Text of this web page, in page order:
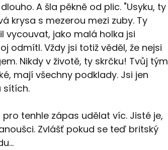
A šla pěkně od plic. "Usyku, ty
krysa s mezerou mezi zuby. Ty
vycouvat, jako malá holka jsi
odmítl. Vždy jsi totiž věděl, že nejsi
Nikdy v životě, ty skrčku! Tvůj tým
mají všechny podklady. Jsi jen
sítích.
tenhle zápas udělat víc. Jisté je,
Zvlášť pokud se teď britský